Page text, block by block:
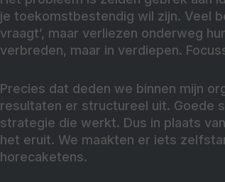
je toekomstbestendig wil zijn. Veel
vraagt’, maar verliezen onderweg
verbreden, maar in verdiepen.
Precies dat deden we binnen mijn
resultaten er structureel uit. Goede
strategie die werkt. Dus in plaats
het eruit. We maakten er iets
horecaketens.